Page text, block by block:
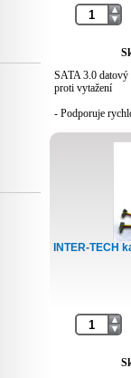
SATA 3.0 datový
proti vytažení
- Podporuje
INTER-TECH